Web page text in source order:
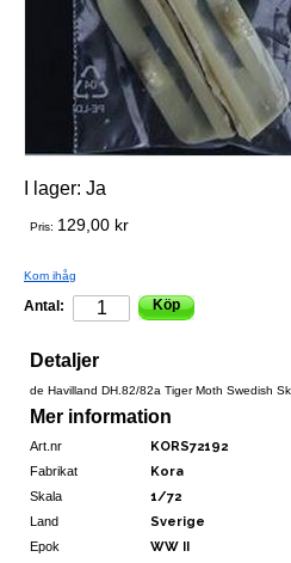
I lager: Ja
Pris: 129,00 kr
Kom ihåg
Antal: Köp
Detaljer
de Havilland DH.82/82a Tiger Moth Swedish
Mer information
Art.nr KORS72192
Fabrikat Kora
Skala 1/72
Land Sverige
Epok WW II